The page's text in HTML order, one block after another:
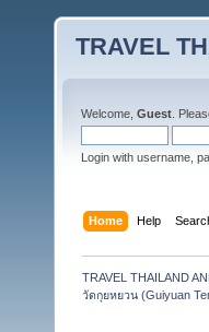
TRAVEL
Welcome, Guest .
Login with username,
Home Help
TRAVEL THAILAND
วัดกุยหยวน (Guiyuan